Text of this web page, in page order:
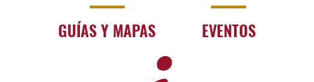
GUÍAS Y MAPAS EVENTOS